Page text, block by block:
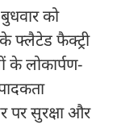
को
फ्लैटेड फैक्ट्री
लोकार्पण-
पर सुरक्षा और